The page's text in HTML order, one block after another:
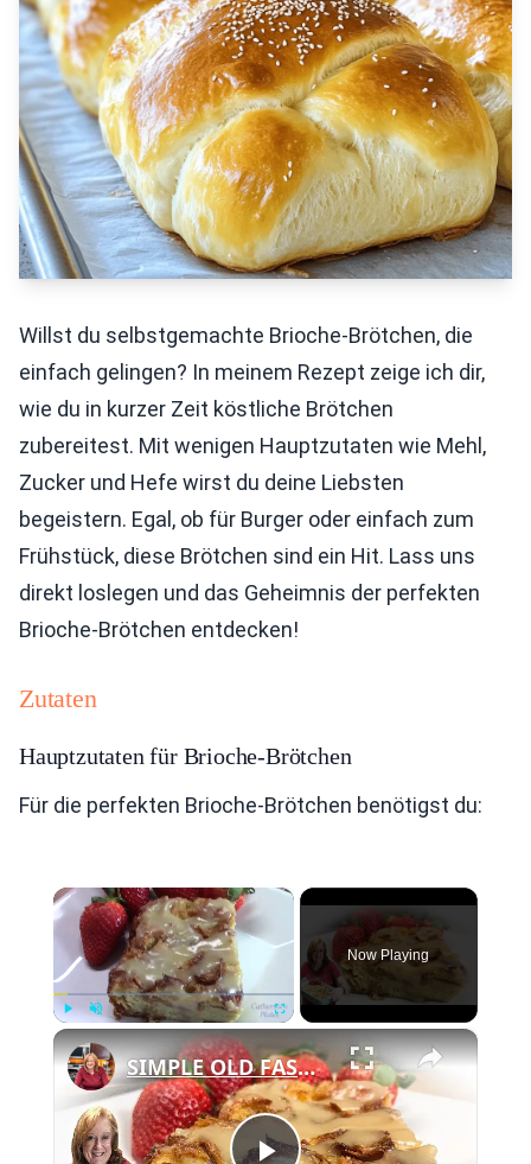
Willst du selbstgemachte Brioche-Brötchen, die
einfach gelingen? In meinem Rezept zeige ich dir,
wie du in kurzer Zeit köstliche Brötchen
zubereitest. Mit wenigen Hauptzutaten wie Mehl,
Zucker und Hefe wirst du deine Liebsten
begeistern. Egal, ob für Burger oder einfach zum
Frühstück, diese Brötchen sind ein Hit. Lass uns
direkt loslegen und das Geheimnis der perfekten
Brioche-Brötchen entdecken!
Zutaten
Hauptzutaten für Brioche-Brötchen
Für die perfekten Brioche-Brötchen benötigst du:
×
Play
Now Playing
×
SIMPLE OLD FASHION BREAD PUDDING RECIPE with Delicious Vanilla Drizzle